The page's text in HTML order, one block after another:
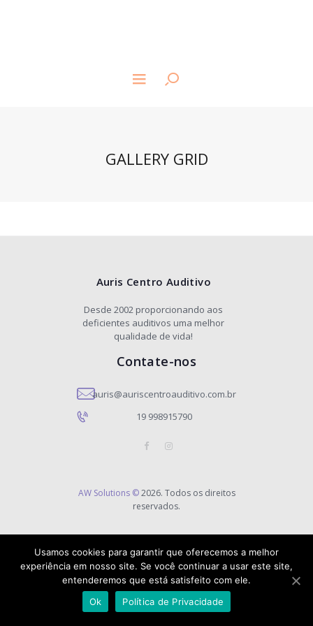
GALLERY GRID
Auris Centro Auditivo
Desde 2002 proporcionando aos
deficientes auditivos uma melhor
qualidade de vida!
Contate-nos
auris@auriscentroauditivo.com.br
19 998915790
AW Solutions ©2026. Todos os direitos
reservados.
Usamos cookies para garantir que oferecemos a melhor
experiência em nosso site. Se você continuar a usar este site,
entenderemos que está satisfeito com ele.
Ok
Política de Privacidade